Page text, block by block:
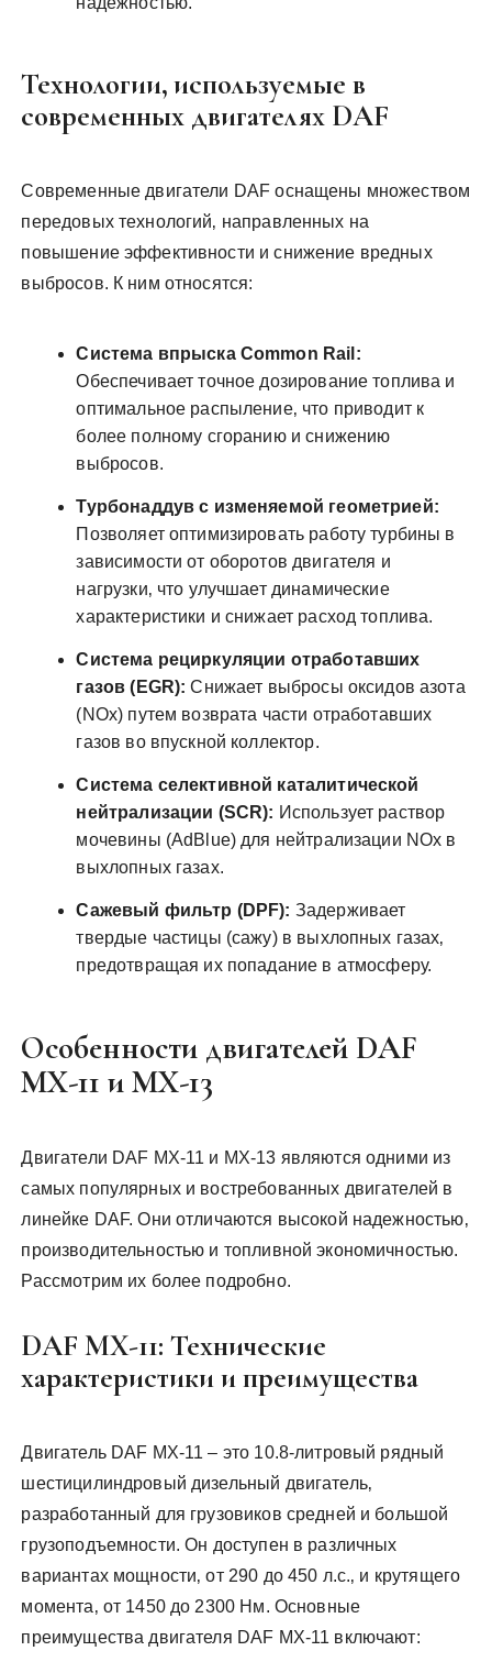
Технологии‚ используемые в
современных двигателях DAF
Современные двигатели DAF оснащены множеством
передовых технологий‚ направленных на
повышение эффективности и снижение вредных
выбросов. К ним относятся:
Система впрыска Common Rail:
Обеспечивает точное дозирование топлива и
оптимальное распыление‚ что приводит к
более полному сгоранию и снижению
выбросов.
Турбонаддув с изменяемой геометрией:
Позволяет оптимизировать работу турбины в
зависимости от оборотов двигателя и
нагрузки‚ что улучшает динамические
характеристики и снижает расход топлива.
Система рециркуляции отработавших
газов (EGR): Снижает выбросы оксидов азота
(NOx) путем возврата части отработавших
газов во впускной коллектор.
Система селективной каталитической
нейтрализации (SCR): Использует раствор
мочевины (AdBlue) для нейтрализации NOx в
выхлопных газах.
Сажевый фильтр (DPF): Задерживает
твердые частицы (сажу) в выхлопных газах‚
предотвращая их попадание в атмосферу.
Особенности двигателей DAF
MX-11 и MX-13
Двигатели DAF MX-11 и MX-13 являются одними из
самых популярных и востребованных двигателей в
линейке DAF. Они отличаются высокой надежностью‚
производительностью и топливной экономичностью.
Рассмотрим их более подробно.
DAF MX-11: Технические
характеристики и преимущества
Двигатель DAF MX-11 – это 10.8-литровый рядный
шестицилиндровый дизельный двигатель‚
разработанный для грузовиков средней и большой
грузоподъемности. Он доступен в различных
вариантах мощности‚ от 290 до 450 л.с.‚ и крутящего
момента‚ от 1450 до 2300 Нм. Основные
преимущества двигателя DAF MX-11 включают: